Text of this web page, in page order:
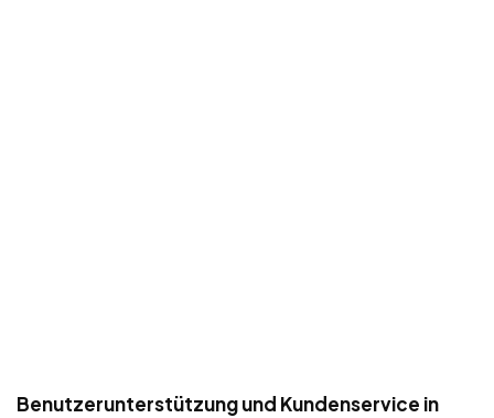
Benutzerunterstützung und Kundenservice in